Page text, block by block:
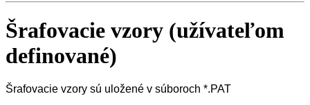
Šrafovacie vzory (užívateľom
definované)
Šrafovacie vzory sú uložené v súboroch *.PAT